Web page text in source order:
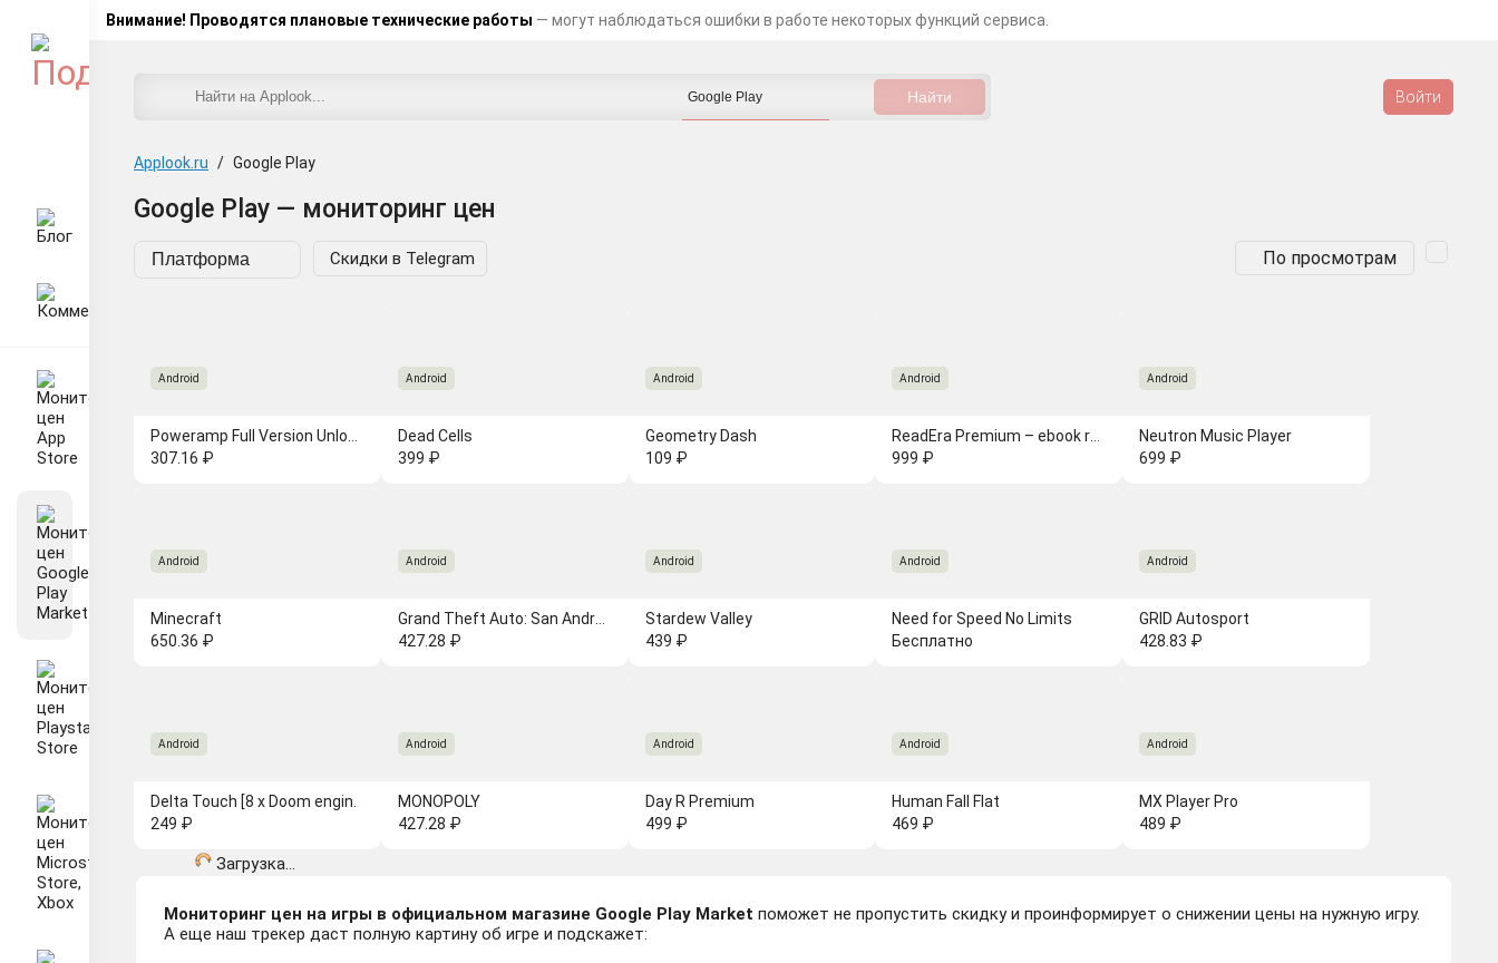
Внимание! Проводятся плановые технические работы — могут наблюдаться ошибки в работе некоторых функций сервиса.
Войти
Applook.ru / Google Play
Google Play — мониторинг цен
Скидки в Telegram По просмотрам
Poweramp Full Version Unlocker
Android
307.16 ₽
Dead Cells
Android
399 ₽
Geometry Dash
Android
109 ₽
ReadEra Premium – ebook reader
Android
999 ₽
Neutron Music Player
Android
699 ₽
Minecraft
Android
650.36 ₽
Grand Theft Auto: San Andreas
Android
427.28 ₽
Stardew Valley
Android
439 ₽
Need for Speed No Limits
Android
Бесплатно
GRID Autosport
Android
428.83 ₽
Delta Touch [8 x Doom engines]
Android
249 ₽
MONOPOLY
Android
427.28 ₽
Day R Premium
Android
499 ₽
Human Fall Flat
Android
469 ₽
MX Player Pro
Android
489 ₽
Загрузка...
Мониторинг цен на игры в официальном магазине Google Play Market поможет не пропустить скидку и проинформирует о снижении цены на нужную игру.
А еще наш трекер даст полную картину об игре и подскажет: